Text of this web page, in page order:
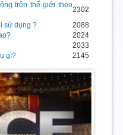
trên thế giới theo
2302
sử dụng ?
2088
2024
2033
gì?
2145